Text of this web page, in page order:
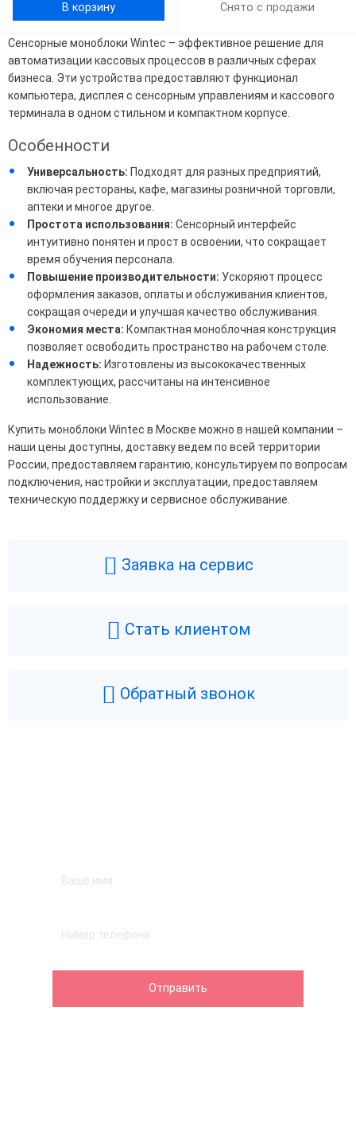
В корзину Снято с продажи
Сенсорные моноблоки Wintec – эффективное решение для
автоматизации кассовых процессов в различных сферах
бизнеса. Эти устройства предоставляют функционал
компьютера, дисплея с сенсорным управлениям и кассового
терминала в одном стильном и компактном корпусе.
Особенности
Универсальность: Подходят для разных предприятий,
включая рестораны, кафе, магазины розничной торговли,
аптеки и многое другое.
Простота использования: Сенсорный интерфейс
интуитивно понятен и прост в освоении, что сокращает
время обучения персонала.
Повышение производительности: Ускоряют процесс
оформления заказов, оплаты и обслуживания клиентов,
сокращая очереди и улучшая качество обслуживания.
Экономия места: Компактная моноблочная конструкция
позволяет освободить пространство на рабочем столе.
Надежность: Изготовлены из высококачественных
комплектующих, рассчитаны на интенсивное
использование.
Купить моноблоки Wintec в Москве можно в нашей компании –
наши цены доступны, доставку ведем по всей территории
России, предоставляем гарантию, консультируем по вопросам
подключения, настройки и эксплуатации, предоставляем
техническую поддержку и сервисное обслуживание.
Заявка на сервис
Стать клиентом
Обратный звонок